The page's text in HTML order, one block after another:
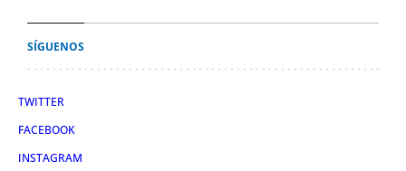
SÍGUENOS
TWITTER
FACEBOOK
INSTAGRAM